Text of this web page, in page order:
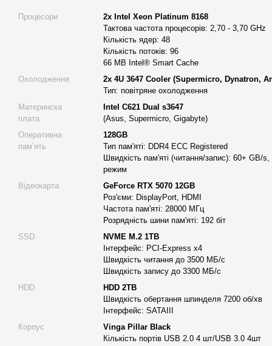
Робоча станція Alfa Server #24 призначена для професійної
контентом, розробки та візуалізації, і надає максимальні
творчих ідей. Це вибір для тих, хто прагне використовувати
досягнення оптимальних результатів у своїй роботі.
Основні характеристики робочої станції Alfa Server
і 96 потоків, 66 MB Intel® Smart Cache.
2x 4U 3647 Cooler (Supermicro, Dynatron,
охолодження — повітряне.
Материнська плата:Intel C621 Dual s3647 (Asus,
Оперативна пам'ять:
128GB DDR4 ECC Registered, 8-
читання/запису понад 60 GB/s.
GeForce RTX 5070 12GB з 3x DisplayPort та
пам'яті 192 біт, частота графічного ядра 2512 МГц,
SSD накопичувач:SSD NVME M.2 1TB, інтерфейс PCI-
3500 МБ/с, швидкість запису до 3300 МБ/с.
HDD накопичувач:HDD 2TB, інтерфейс SATAIII,
хв.
Vinga Pillar Black, 6 вентиляторів Pro 120мм, 4
Блок живлення:
Pro Line 1000W з сертифікатом 80+ Gold,
Процесори
2х Intel Xeon Platinum 8168
Тактова частота процесорів: 2,70 - 3,70 GHz
Кількість ядер: 48
Кількість потоків: 96
66 MB Intel® Smart Cache
Охолодження
2x 4U 3647 Cooler (Supermicro, Dynatron,
Тип: повітряне охолодження
Материнска
плата
Intel C621 Dual s3647
(Asus, Supermicro, Gigabyte)
Оперативна
памʼять
128GB
Тип пам'яті: DDR4 ECC Registered
Швидкість пам'яті (читання/запис): 60+ GB/
режим
Відеокарта
GeForce RTX 5070 12GB
Роз'єми: DisplayPort, HDMI
Частота пам'яті: 28000 МГц
Розрядність шини пам'яті: 192 біт
SSD
NVME M.2 1TB
Інтерфейс: PCI-Express x4
Швидкість читання до 3500 МБ/с
Швидкість запису до 3300 МБ/с
HDD
HDD 2TB
Швидкість обертання шпинделя 7200 об/хв
Інтерфейс: SATAIII
Корпус
Vinga Pillar Black
Кількість портів USB 2.0 4 шт/USB 3.0 4шт